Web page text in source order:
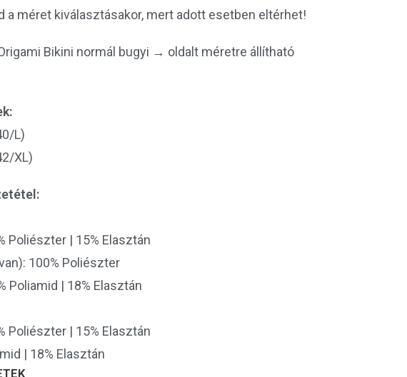
a méret kiválasztásakor, mert adott esetben eltérhet!
Bikini normál bugyi → oldalt méretre állítható
L)
XL)
Poliészter | 15% Elasztán
100% Poliészter
Poliamid | 18% Elasztán
Poliészter | 15% Elasztán
| 18% Elasztán